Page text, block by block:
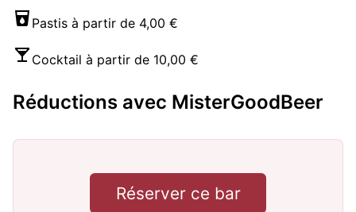
Pastis à partir de 4,00 €
Cocktail à partir de 10,00 €
Réductions avec MisterGoodBeer
Réserver ce bar